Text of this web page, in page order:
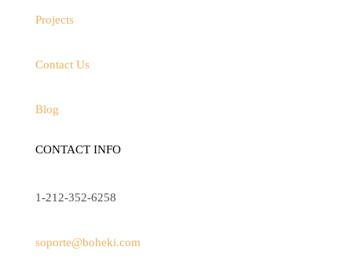
Projects
Contact Us
Blog
CONTACT INFO
1-212-352-6258
soporte@boheki.com